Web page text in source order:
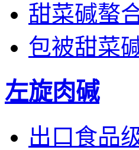
甜菜碱螯
包被甜菜
左旋肉碱
出口食品